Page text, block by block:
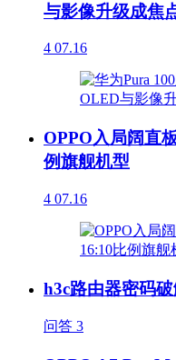
与影像升级成焦
4 07.16
OPPO入局阔直
例旗舰机型
4 07.16
h3c路由器密码
问答 3